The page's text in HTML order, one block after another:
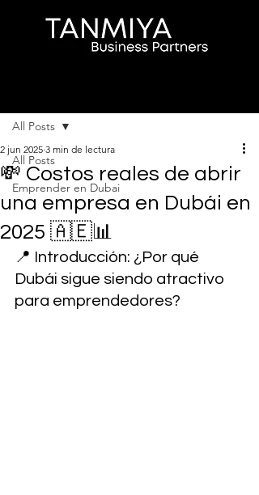
All Posts
Emprender en Dubai
All Posts
💸 Costos reales de abrir
una empresa en Dubái en
2025 🇦🇪📊
2 jun 2025 3 min de lectura
📍 Introducción: ¿Por qué
Dubái sigue siendo atractivo
para emprendedores?